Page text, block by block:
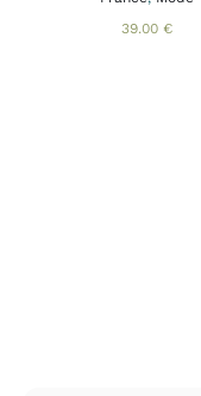
39.00 €